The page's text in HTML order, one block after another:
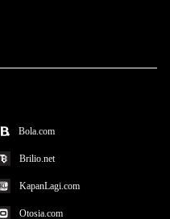
Bola.com
Brilio.net
KapanLagi.com
Otosia.com